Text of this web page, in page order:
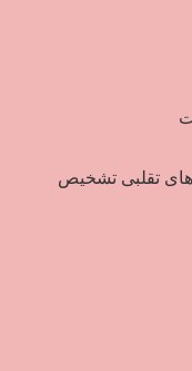
تقلبی تشخیص